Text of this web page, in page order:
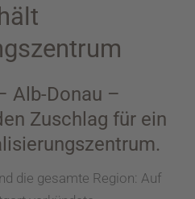
Alb-Donau –
Zuschlag für ein
die gesamte Region: Auf